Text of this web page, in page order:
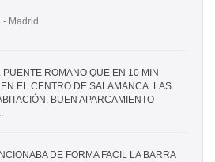
- Madrid
ROMANO QUE EN 10 MIN
EL CENTRO DE SALAMANCA. LAS
BUEN APARCAMIENTO
DE FORMA FACIL LA BARRA